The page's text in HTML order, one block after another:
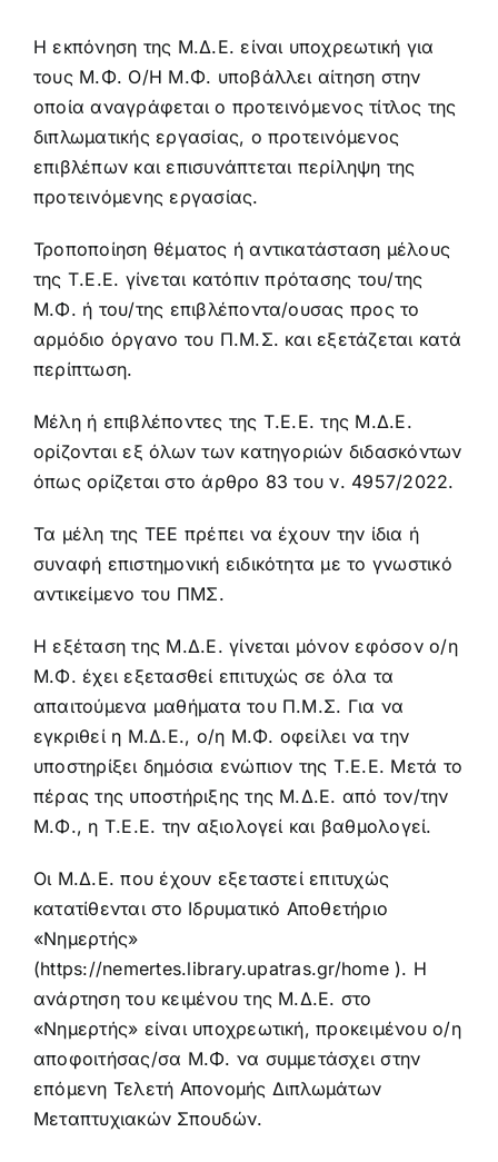
Πληροφορίες Μεταπτυχιακών Σπουδών
Πολιτική Ποιότητας
Η εκπόνηση της Μ.Δ.Ε. είναι υποχρεωτική για
τους Μ.Φ. Ο/Η Μ.Φ. υποβάλλει αίτηση στην
οποία αναγράφεται ο προτεινόμενος τίτλος της
διπλωματικής εργασίας, ο προτεινόμενος
επιβλέπων και επισυνάπτεται περίληψη της
προτεινόμενης εργασίας.
Τροποποίηση θέματος ή αντικατάσταση μέλους
της Τ.Ε.Ε. γίνεται κατόπιν πρότασης του/της
Μ.Φ. ή του/της επιβλέποντα/ουσας προς το
αρμόδιο όργανο του Π.Μ.Σ. και εξετάζεται κατά
περίπτωση.
Μέλη ή επιβλέποντες της Τ.Ε.Ε. της Μ.Δ.Ε.
ορίζονται εξ όλων των κατηγοριών διδασκόντων
όπως ορίζεται στο άρθρο 83 του ν. 4957/2022.
Τα μέλη της ΤΕΕ πρέπει να έχουν την ίδια ή
συναφή επιστημονική ειδικότητα με το γνωστικό
αντικείμενο του ΠΜΣ.
Η εξέταση της Μ.Δ.Ε. γίνεται μόνον εφόσον ο/η
Μ.Φ. έχει εξετασθεί επιτυχώς σε όλα τα
απαιτούμενα μαθήματα του Π.Μ.Σ. Για να
εγκριθεί η Μ.Δ.Ε., ο/η Μ.Φ. οφείλει να την
υποστηρίξει δημόσια ενώπιον της Τ.Ε.Ε. Μετά το
πέρας της υποστήριξης της Μ.Δ.Ε. από τον/την
Μ.Φ., η Τ.Ε.Ε. την αξιολογεί και βαθμολογεί.
Οι Μ.Δ.Ε. που έχουν εξεταστεί επιτυχώς
κατατίθενται στο Ιδρυματικό Αποθετήριο
«Νημερτής»
(https://nemertes.library.upatras.gr/home). Η
ανάρτηση του κειμένου της Μ.Δ.Ε. στο
«Νημερτής» είναι υποχρεωτική, προκειμένου ο/η
αποφοιτήσας/σα Μ.Φ. να συμμετάσχει στην
επόμενη Τελετή Απονομής Διπλωμάτων
Μεταπτυχιακών Σπουδών.